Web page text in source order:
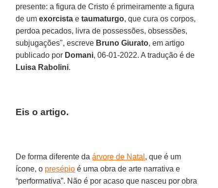
presente: a figura de Cristo é primeiramente a figura
de umexorcista etaumaturgo, que cura os corpos,
perdoa pecados, livra de possessões, obsessões,
subjugações", escreve Bruno Giurato, em artigo
publicado por Domani, 06-01-2022. A tradução é de
Luisa Rabolini.
Eis o artigo.
De forma diferente daárvore de Natal , que é um
ícone, o presépio é uma obra de arte narrativa e
“performativa”. Não é por acaso que nasceu por obra